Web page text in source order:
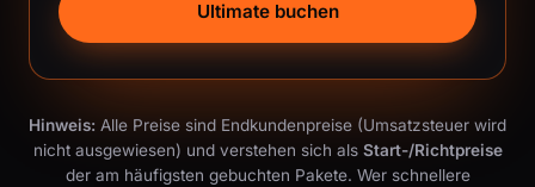
Ultimate buchen
Hinweis: Alle Preise sind Endkundenpreise (Umsatzsteuer wird
nicht ausgewiesen) und verstehen sich als Start-/Richtpreise
der am häufigsten gebuchten Pakete. Wer schnellere